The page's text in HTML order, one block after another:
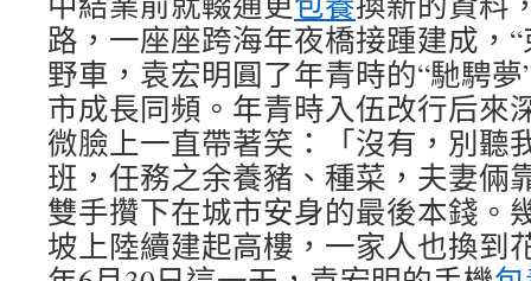
路，一座座跨海年夜橋接踵建成，
野車，袁宏明圓了年青時的“馳騁
市成長同頻。年青時入伍改行后來
微臉上一直帶著笑：「沒有，別聽
班，任務之余養豬、種菜，夫妻倆
雙手攢下在城市安身的最後本錢。
坡上陸續建起高樓，一家人也換到